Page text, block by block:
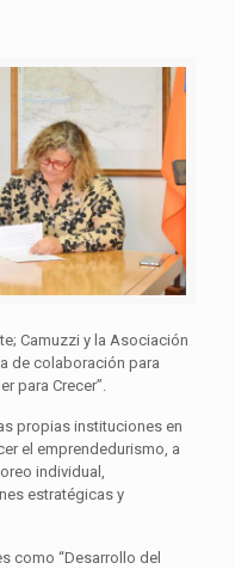
Camuzzi y la Asociación
de colaboración para
para Crecer”.
propias instituciones en
el emprendedurismo, a
individual,
estratégicas y
como “Desarrollo del